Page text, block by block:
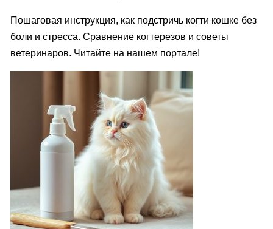
Пошаговая инструкция, как подстричь когти кошке без
боли и стресса. Сравнение когтерезов и советы
ветеринаров. Читайте на нашем портале!